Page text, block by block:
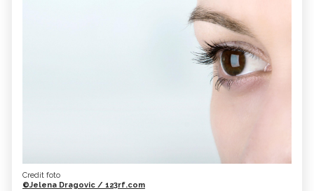
Credit foto
©Jelena Dragovic / 123rf.com